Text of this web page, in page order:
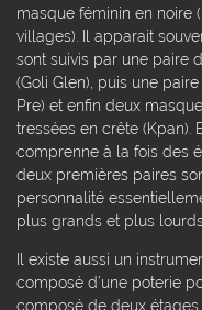
masque féminin en noire
villages). Il apparait
sont suivis par une paire
(Goli Glen), puis une
Pre) et enfin deux
tressées en crête
comprenne à la fois des
deux premières paires
personnalité
plus grands et plus
Il existe aussi un
composé d’une poterie
composé de deux